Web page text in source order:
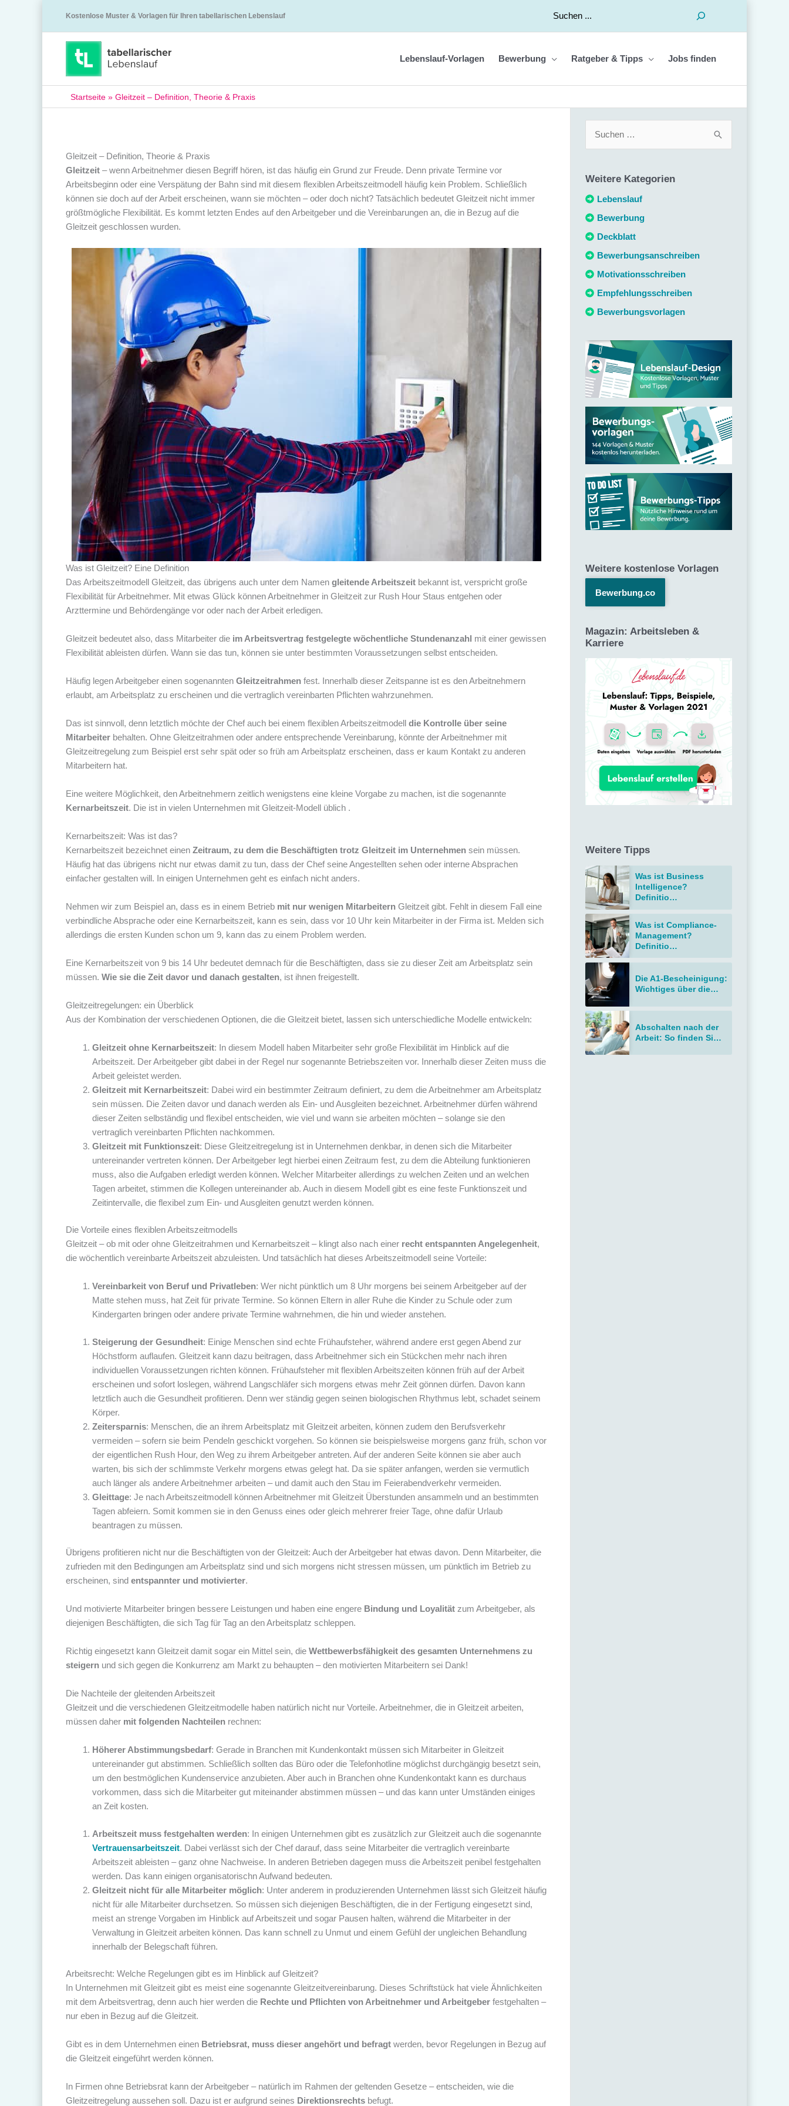
Kostenlose Muster & Vorlagen für Ihren tabellarischen Lebenslauf
Suchen
Lebenslauf-Vorlagen Bewerbung Ratgeber & Tipps Jobs finden
Startseite » Gleitzeit – Definition, Theorie & Praxis
Gleitzeit – Definition, Theorie & Praxis
Gleitzeit – wenn Arbeitnehmer diesen Begriff hören, ist das häufig ein Grund zur Freude. Denn private Termine vor
Arbeitsbeginn oder eine Verspätung der Bahn sind mit diesem flexiblen Arbeitszeitmodell häufig kein Problem. Schließlich
können sie doch auf der Arbeit erscheinen, wann sie möchten – oder doch nicht? Tatsächlich bedeutet Gleitzeit nicht immer
größtmögliche Flexibilität. Es kommt letzten Endes auf den Arbeitgeber und die Vereinbarungen an, die in Bezug auf die
Gleitzeit geschlossen wurden.
Was ist Gleitzeit? Eine Definition
Das Arbeitszeitmodell Gleitzeit, das übrigens auch unter dem Namen gleitende Arbeitszeit bekannt ist, verspricht große
Flexibilität für Arbeitnehmer. Mit etwas Glück können Arbeitnehmer in Gleitzeit zur Rush Hour Staus entgehen oder
Arzttermine und Behördengänge vor oder nach der Arbeit erledigen.
Gleitzeit bedeutet also, dass Mitarbeiter die im Arbeitsvertrag festgelegte wöchentliche Stundenanzahl mit einer gewissen
Flexibilität ableisten dürfen. Wann sie das tun, können sie unter bestimmten Voraussetzungen selbst entscheiden.
Häufig legen Arbeitgeber einen sogenannten Gleitzeitrahmen fest. Innerhalb dieser Zeitspanne ist es den Arbeitnehmern
erlaubt, am Arbeitsplatz zu erscheinen und die vertraglich vereinbarten Pflichten wahrzunehmen.
Das ist sinnvoll, denn letztlich möchte der Chef auch bei einem flexiblen Arbeitszeitmodell die Kontrolle über seine
Mitarbeiter behalten. Ohne Gleitzeitrahmen oder andere entsprechende Vereinbarung, könnte der Arbeitnehmer mit
Gleitzeitregelung zum Beispiel erst sehr spät oder so früh am Arbeitsplatz erscheinen, dass er kaum Kontakt zu anderen
Mitarbeitern hat.
Eine weitere Möglichkeit, den Arbeitnehmern zeitlich wenigstens eine kleine Vorgabe zu machen, ist die sogenannte
Kernarbeitszeit. Die ist in vielen Unternehmen mit Gleitzeit-Modell üblich .
Kernarbeitszeit: Was ist das?
Kernarbeitszeit bezeichnet einen Zeitraum, zu dem die Beschäftigten trotz Gleitzeit im Unternehmen sein müssen.
Häufig hat das übrigens nicht nur etwas damit zu tun, dass der Chef seine Angestellten sehen oder interne Absprachen
einfacher gestalten will. In einigen Unternehmen geht es einfach nicht anders.
Nehmen wir zum Beispiel an, dass es in einem Betrieb mit nur wenigen Mitarbeitern Gleitzeit gibt. Fehlt in diesem Fall eine
verbindliche Absprache oder eine Kernarbeitszeit, kann es sein, dass vor 10 Uhr kein Mitarbeiter in der Firma ist. Melden sich
allerdings die ersten Kunden schon um 9, kann das zu einem Problem werden.
Eine Kernarbeitszeit von 9 bis 14 Uhr bedeutet demnach für die Beschäftigten, dass sie zu dieser Zeit am Arbeitsplatz sein
müssen. Wie sie die Zeit davor und danach gestalten, ist ihnen freigestellt.
Gleitzeitregelungen: ein Überblick
Aus der Kombination der verschiedenen Optionen, die die Gleitzeit bietet, lassen sich unterschiedliche Modelle entwickeln:
Gleitzeit ohne Kernarbeitszeit: In diesem Modell haben Mitarbeiter sehr große Flexibilität im Hinblick auf die
Arbeitszeit. Der Arbeitgeber gibt dabei in der Regel nur sogenannte Betriebszeiten vor. Innerhalb dieser Zeiten muss die
Arbeit geleistet werden.
Gleitzeit mit Kernarbeitszeit: Dabei wird ein bestimmter Zeitraum definiert, zu dem die Arbeitnehmer am Arbeitsplatz
sein müssen. Die Zeiten davor und danach werden als Ein- und Ausgleiten bezeichnet. Arbeitnehmer dürfen während
dieser Zeiten selbständig und flexibel entscheiden, wie viel und wann sie arbeiten möchten – solange sie den
vertraglich vereinbarten Pflichten nachkommen.
Gleitzeit mit Funktionszeit: Diese Gleitzeitregelung ist in Unternehmen denkbar, in denen sich die Mitarbeiter
untereinander vertreten können. Der Arbeitgeber legt hierbei einen Zeitraum fest, zu dem die Abteilung funktionieren
muss, also die Aufgaben erledigt werden können. Welcher Mitarbeiter allerdings zu welchen Zeiten und an welchen
Tagen arbeitet, stimmen die Kollegen untereinander ab. Auch in diesem Modell gibt es eine feste Funktionszeit und
Zeitintervalle, die flexibel zum Ein- und Ausgleiten genutzt werden können.
Die Vorteile eines flexiblen Arbeitszeitmodells
Gleitzeit – ob mit oder ohne Gleitzeitrahmen und Kernarbeitszeit – klingt also nach einer recht entspannten Angelegenheit,
die wöchentlich vereinbarte Arbeitszeit abzuleisten. Und tatsächlich hat dieses Arbeitszeitmodell seine Vorteile:
Vereinbarkeit von Beruf und Privatleben: Wer nicht pünktlich um 8 Uhr morgens bei seinem Arbeitgeber auf der
Matte stehen muss, hat Zeit für private Termine. So können Eltern in aller Ruhe die Kinder zu Schule oder zum
Kindergarten bringen oder andere private Termine wahrnehmen, die hin und wieder anstehen.
Steigerung der Gesundheit: Einige Menschen sind echte Frühaufsteher, während andere erst gegen Abend zur
Höchstform auflaufen. Gleitzeit kann dazu beitragen, dass Arbeitnehmer sich ein Stückchen mehr nach ihren
individuellen Voraussetzungen richten können. Frühaufsteher mit flexiblen Arbeitszeiten können früh auf der Arbeit
erscheinen und sofort loslegen, während Langschläfer sich morgens etwas mehr Zeit gönnen dürfen. Davon kann
letztlich auch die Gesundheit profitieren. Denn wer ständig gegen seinen biologischen Rhythmus lebt, schadet seinem
Körper.
Zeitersparnis: Menschen, die an ihrem Arbeitsplatz mit Gleitzeit arbeiten, können zudem den Berufsverkehr
vermeiden – sofern sie beim Pendeln geschickt vorgehen. So können sie beispielsweise morgens ganz früh, schon vor
der eigentlichen Rush Hour, den Weg zu ihrem Arbeitgeber antreten. Auf der anderen Seite können sie aber auch
warten, bis sich der schlimmste Verkehr morgens etwas gelegt hat. Da sie später anfangen, werden sie vermutlich
auch länger als andere Arbeitnehmer arbeiten – und damit auch den Stau im Feierabendverkehr vermeiden.
Gleittage: Je nach Arbeitszeitmodell können Arbeitnehmer mit Gleitzeit Überstunden ansammeln und an bestimmten
Tagen abfeiern. Somit kommen sie in den Genuss eines oder gleich mehrerer freier Tage, ohne dafür Urlaub
beantragen zu müssen.
Übrigens profitieren nicht nur die Beschäftigten von der Gleitzeit: Auch der Arbeitgeber hat etwas davon. Denn Mitarbeiter, die
zufrieden mit den Bedingungen am Arbeitsplatz sind und sich morgens nicht stressen müssen, um pünktlich im Betrieb zu
erscheinen, sind entspannter und motivierter.
Und motivierte Mitarbeiter bringen bessere Leistungen und haben eine engere Bindung und Loyalität zum Arbeitgeber, als
diejenigen Beschäftigten, die sich Tag für Tag an den Arbeitsplatz schleppen.
Richtig eingesetzt kann Gleitzeit damit sogar ein Mittel sein, die Wettbewerbsfähigkeit des gesamten Unternehmens zu
steigern und sich gegen die Konkurrenz am Markt zu behaupten – den motivierten Mitarbeitern sei Dank!
Die Nachteile der gleitenden Arbeitszeit
Gleitzeit und die verschiedenen Gleitzeitmodelle haben natürlich nicht nur Vorteile. Arbeitnehmer, die in Gleitzeit arbeiten,
müssen daher mit folgenden Nachteilen rechnen:
Höherer Abstimmungsbedarf: Gerade in Branchen mit Kundenkontakt müssen sich Mitarbeiter in Gleitzeit
untereinander gut abstimmen. Schließlich sollten das Büro oder die Telefonhotline möglichst durchgängig besetzt sein,
um den bestmöglichen Kundenservice anzubieten. Aber auch in Branchen ohne Kundenkontakt kann es durchaus
vorkommen, dass sich die Mitarbeiter gut miteinander abstimmen müssen – und das kann unter Umständen einiges
an Zeit kosten.
Arbeitszeit muss festgehalten werden: In einigen Unternehmen gibt es zusätzlich zur Gleitzeit auch die sogenannte
Vertrauensarbeitszeit. Dabei verlässt sich der Chef darauf, dass seine Mitarbeiter die vertraglich vereinbarte
Arbeitszeit ableisten – ganz ohne Nachweise. In anderen Betrieben dagegen muss die Arbeitszeit penibel festgehalten
werden. Das kann einigen organisatorischn Aufwand bedeuten.
Gleitzeit nicht für alle Mitarbeiter möglich: Unter anderem in produzierenden Unternehmen lässt sich Gleitzeit häufig
nicht für alle Mitarbeiter durchsetzen. So müssen sich diejenigen Beschäftigten, die in der Fertigung eingesetzt sind,
meist an strenge Vorgaben im Hinblick auf Arbeitszeit und sogar Pausen halten, während die Mitarbeiter in der
Verwaltung in Gleitzeit arbeiten können. Das kann schnell zu Unmut und einem Gefühl der ungleichen Behandlung
innerhalb der Belegschaft führen.
Arbeitsrecht: Welche Regelungen gibt es im Hinblick auf Gleitzeit?
In Unternehmen mit Gleitzeit gibt es meist eine sogenannte Gleitzeitvereinbarung. Dieses Schriftstück hat viele Ähnlichkeiten
mit dem Arbeitsvertrag, denn auch hier werden die Rechte und Pflichten von Arbeitnehmer und Arbeitgeber festgehalten –
nur eben in Bezug auf die Gleitzeit.
Gibt es in dem Unternehmen einen Betriebsrat, muss dieser angehört und befragt werden, bevor Regelungen in Bezug auf
die Gleitzeit eingeführt werden können.
In Firmen ohne Betriebsrat kann der Arbeitgeber – natürlich im Rahmen der geltenden Gesetze – entscheiden, wie die
Gleitzeitregelung aussehen soll. Dazu ist er aufgrund seines Direktionsrechts befugt.
h
e
n
n
a
c
h
Weitere Kategorien
Lebenslauf
Bewerbung
Deckblatt
Bewerbungsanschreiben
Motivationsschreiben
Empfehlungsschreiben
Bewerbungsvorlagen
Weitere kostenlose Vorlagen
Bewerbung.co
Magazin: Arbeitsleben &
Karriere
Weitere Tipps
Was ist Business
Intelligence?
Definitio…
Was ist Compliance-
Management?
Definitio…
Die A1-Bescheinigung:
Wichtiges über die…
Abschalten nach der
Arbeit: So finden Si…